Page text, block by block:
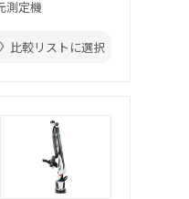
測定機
比較リストに選択